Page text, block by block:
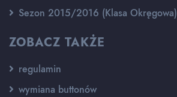
Sezon 2015/2016 (Klasa Okręgowa)
ZOBACZ TAKŻE
regulamin
wymiana buttonów